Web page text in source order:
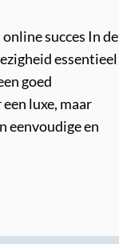
succes In de
essentieel
goed
luxe, maar
eenvoudige en